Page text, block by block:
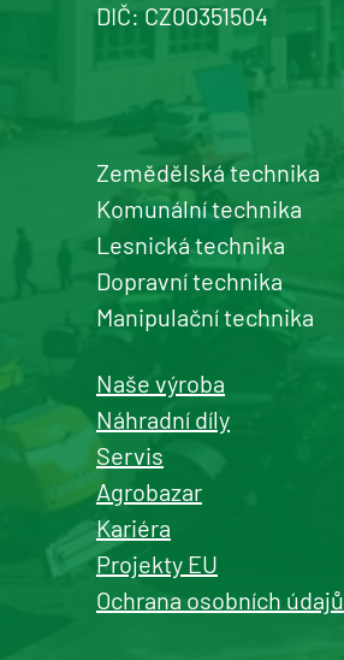
DIČ: CZ00351504
Zemědělská technika
Komunální technika
Lesnická technika
Dopravní technika
Manipulační technika
Naše výroba
Náhradní díly
Servis
Agrobazar
Kariéra
Projekty EU
Ochrana osobních údajů